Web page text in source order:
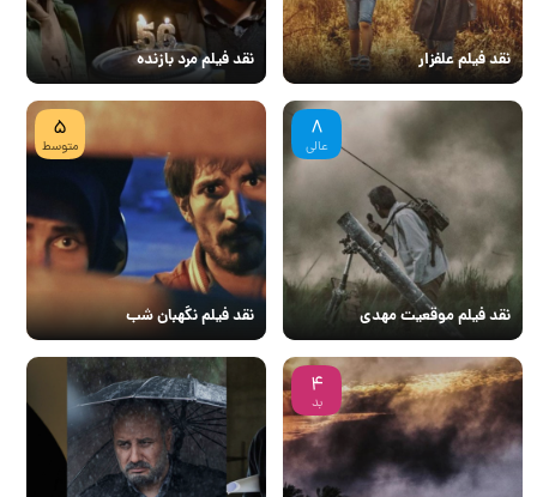
نقد فیلم علفزار نقد فیلم مرد بازنده
8
عالی
نقد فیلم موقعیت مهدی
5
متوسط
نقد فیلم نگهبان شب
4
بد